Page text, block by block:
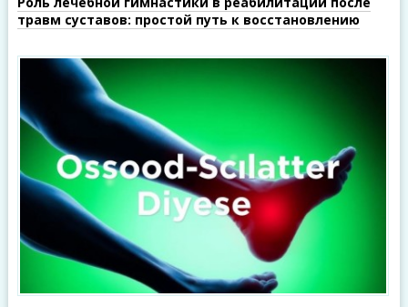
травм суставов: простой путь к восстановлению